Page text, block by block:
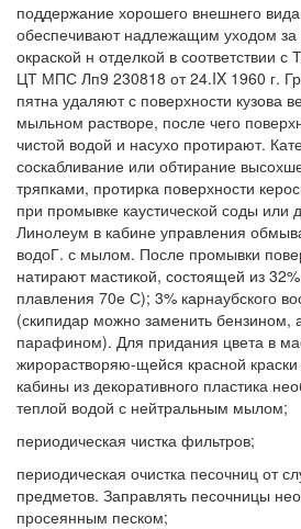
поддержание хорошего внешнего вида
обеспечивают надлежащим уходом за
окраской н отделкой в соответствии с
ЦТ МПС Лп9 230818 от 24.IX 1960 г.
пятна удаляют с поверхности кузова
мыльном растворе, после чего
чистой водой и насухо протирают.
соскабливание или обтирание
тряпками, протирка поверхности
при промывке каустической соды или
Линолеум в кабине управления
водоГ. с мылом. После промывки
натирают мастикой, состоящей из
плавления 70е С); 3% карнаубского
(скипидар можно заменить бензином,
парафином). Для придания цвета в
жирорастворяю-щейся красной
кабины из декоративного пластика
теплой водой с нейтральным мылом;
периодическая чистка фильтров;
периодическая очистка песочниц от
предметов. Заправлять песочницы
просеянным песком;